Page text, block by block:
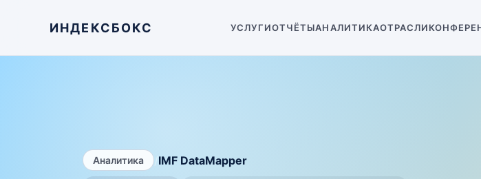
ИНДЕКСБОКС УСЛУГИОТЧЁТЫАНАЛИТИКАОТРАСЛИ
Аналитика /IMF DataMapper